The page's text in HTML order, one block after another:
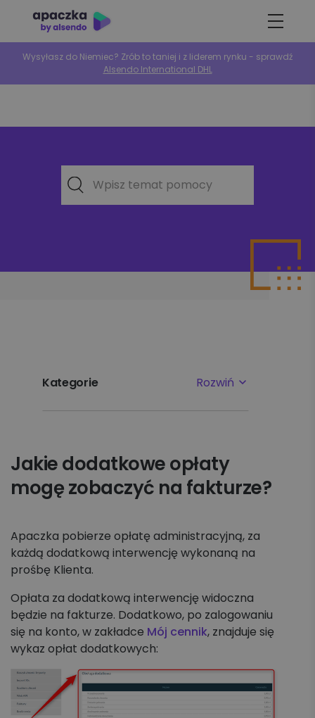
Wysyłasz do Niemiec? Zrób to taniej i z liderem rynku - sprawdź
Alsendo International DHL
Wpisz temat pomocy
Kategorie Rozwiń
Pierwsze kroki
Ustawienia
Płatności i faktury
Reklamacje
Nadawanie
Koszyk zleceń, importy, integracje
Przesyłki krajowe
Przesyłki międzynarodowe
Jakie dodatkowe opłaty
mogę zobaczyć na fakturze?
Apaczka pobierze opłatę administracyjną, za
każdą dodatkową interwencję wykonaną na
prośbę Klienta.
Opłata za dodatkową interwencję widoczna
będzie na fakturze. Dodatkowo, po zalogowaniu
się na konto, w zakładce Mój cennik, znajduje się
wykaz opłat dodatkowych: